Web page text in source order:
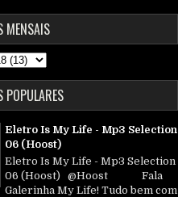
MENSAIS
POPULARES
Eletro Is My Life - Mp3 Selection
06 (Hoost)
Eletro Is My Life - Mp3 Selection
06 (Hoost) @Hoost Fala
Galerinha My Life! Tudo bem com